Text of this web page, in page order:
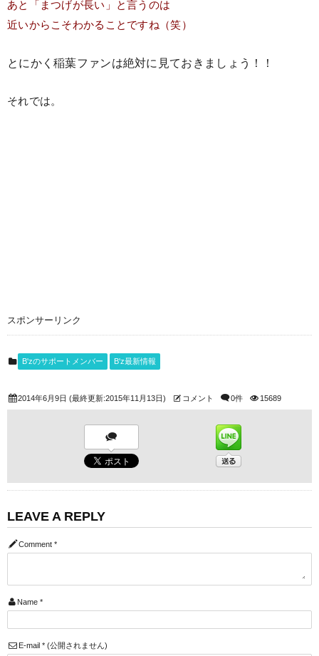
あと「まつげが長い」と言うのは
近いからこそわかることですね（笑）
とにかく稲葉ファンは絶対に見ておきましょう！！
それでは。
スポンサーリンク
B'zのサポートメンバー B'z最新情報
2014年6月9日 (最終更新:2015年11月13日) コメント 0件 15689
LEAVE A REPLY
Comment *
Name *
E-mail *(公開されません)